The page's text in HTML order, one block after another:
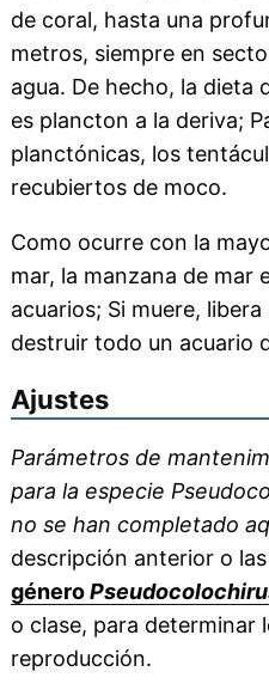
de coral, hasta una
metros, siempre en
agua. De hecho, la dieta
es plancton a la deriva;
planctónicas, los
recubiertos de moco.
Como ocurre con la
mar, la manzana de mar
acuarios; Si muere,
destruir todo un acuario
Ajustes
Parámetros de
para la especie
no se han completado
descripción anterior o
género
o clase, para determinar
reproducción.